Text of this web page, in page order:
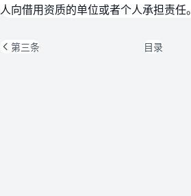
人向借用资质的单位或者个人承担责任。
第三条 目录